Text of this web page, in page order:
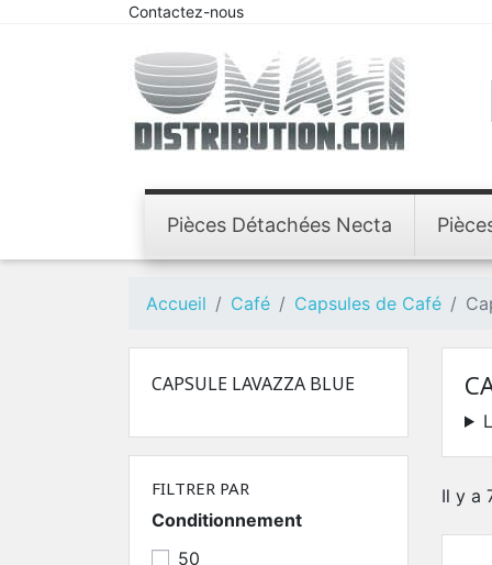
Contactez-nous
Pièces Détachées Necta
Accueil Café Capsules de Café
CAPSULE LAVAZZA BLUE
FILTRER PAR
Conditionnement
50
Il y a